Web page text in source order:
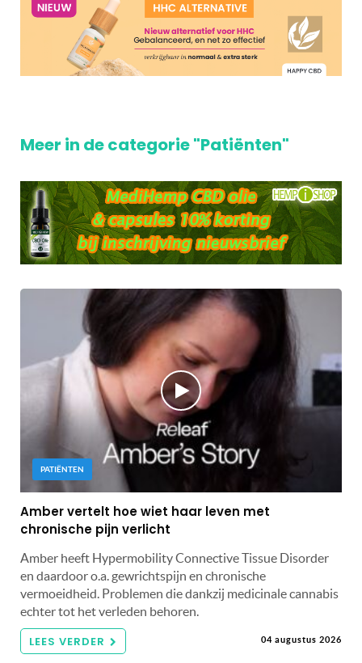
Meer in de categorie "Patiënten"
PATIËNTEN
Amber vertelt hoe wiet haar leven met
chronische pijn verlicht
Amber heeft Hypermobility Connective Tissue Disorder
en daardoor o.a. gewrichtspijn en chronische
vermoeidheid. Problemen die dankzij medicinale cannabis
echter tot het verleden behoren.
LEES VERDER 04 augustus 2026